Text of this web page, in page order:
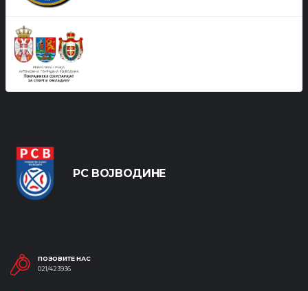
РС ВОЈВОДИНЕ
ПОЗОВИТЕ НАС
021/423936